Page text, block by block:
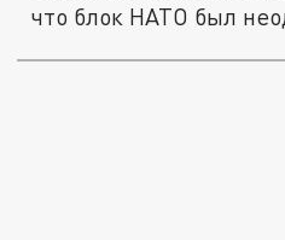
что блок НАТО был